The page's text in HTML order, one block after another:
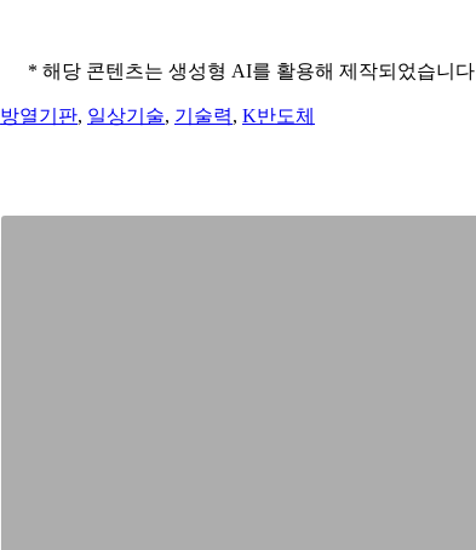
* 해당 콘텐츠는 생성형 AI를 활용해 제작되었습니다
방열기판, 일상기술, 기술력, K반도체